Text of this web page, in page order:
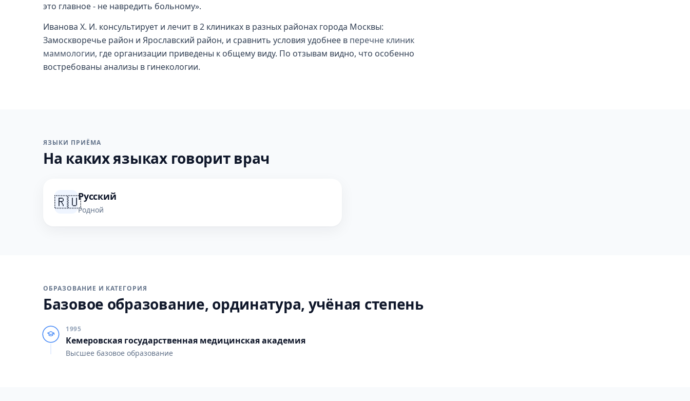
это главное - не навредить больному».
Иванова Х. И. консультирует и лечит в 2 клиниках в разных районах города Москвы:
Замоскворечье район и Ярославский район, и сравнить условия удобнее в перечне клиник
маммологии, где организации приведены к общему виду. По отзывам видно, что особенно
востребованы анализы в гинекологии.
ЯЗЫКИ ПРИЁМА
На каких языках говорит врач
🇷🇺Русский
Родной
ОБРАЗОВАНИЕ И КАТЕГОРИЯ
Базовое образование, ординатура, учёная степень
1995
Кемеровская государственная медицинская академия
Высшее базовое образование